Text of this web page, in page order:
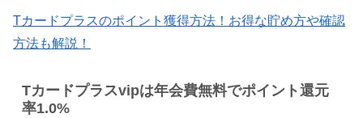
Tカードプラスのポイント獲得方法！お得な貯め方や確認
方法も解説！
Tカードプラスvipは年会費無料でポイント還元
率1.0%